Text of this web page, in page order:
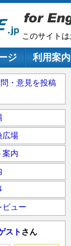
このサイト
ーション
ジ 利用案内
・意見を投稿
広場
案内
ビュー
スト さん